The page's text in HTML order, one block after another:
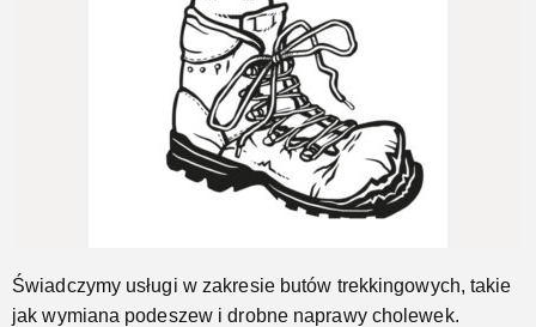
Jeszcze...
Świadczymy usługi w zakresie butów trekkingowych, takie
jak wymiana podeszew i drobne naprawy cholewek.